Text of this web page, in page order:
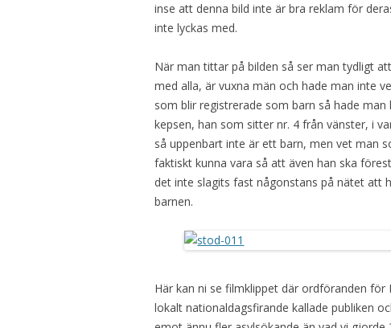
inse att denna bild inte är bra reklam för
inte lyckas med.
När man tittar på bilden så ser man tydligt
med alla, är vuxna män och hade man inte
som blir registrerade som barn så hade
kepsen, han som sitter nr. 4 från vänster, i
så uppenbart inte är ett barn, men vet man
faktiskt kunna vara så att även han ska
det inte slagits fast någonstans på nätet att
barnen.
Här kan ni se filmklippet där ordföranden
lokalt nationaldagsfirande kallade publiken